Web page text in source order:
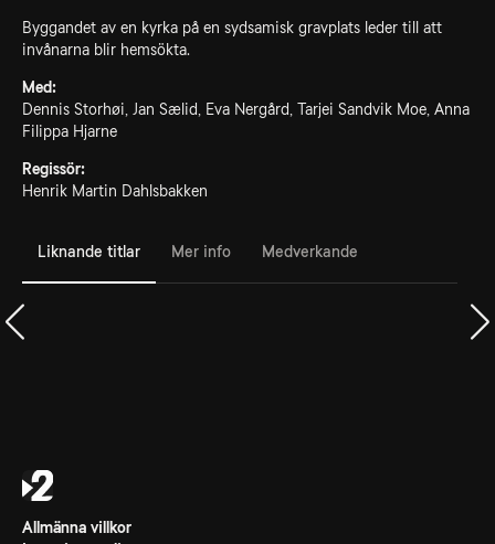
Byggandet av en kyrka på en sydsamisk gravplats leder till att
invånarna blir hemsökta.
Med:
Dennis Storhøi, Jan Sælid, Eva Nergård, Tarjei Sandvik Moe, Anna
Filippa Hjarne
Regissör:
Henrik Martin Dahlsbakken
Liknande titlar Mer info Medverkande
Allmänna villkor